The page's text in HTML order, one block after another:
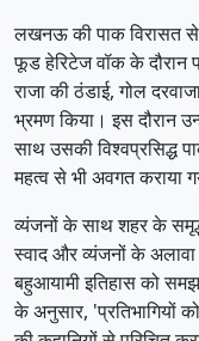
लखनऊ की पाक विरासत
फूड हेरिटेज वॉक के दौरान
राजा की ठंडाई, गोल
भ्रमण किया। इस दौरान
साथ उसकी विश्वप्रसिद्ध
महत्व से भी अवगत कराया
व्यंजनों के साथ शहर के
स्वाद और व्यंजनों के
बहुआयामी इतिहास को
के अनुसार, 'प्रतिभागियों